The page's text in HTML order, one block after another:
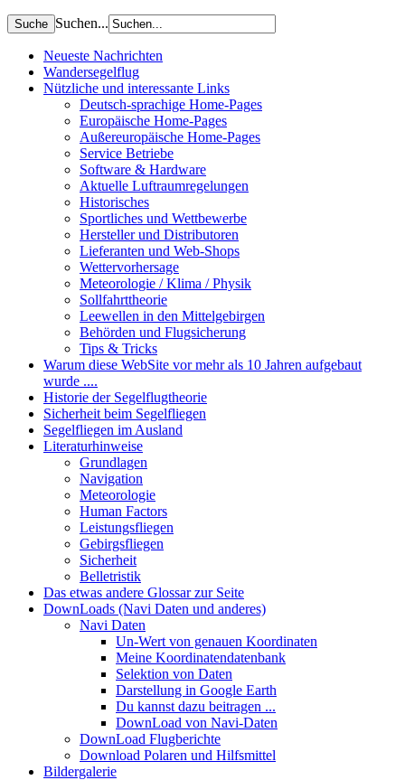
Suchen...
Neueste Nachrichten
Wandersegelflug
Nützliche und interessante Links
Deutsch-sprachige Home-Pages
Europäische Home-Pages
Außereuropäische Home-Pages
Service Betriebe
Software & Hardware
Aktuelle Luftraumregelungen
Historisches
Sportliches und Wettbewerbe
Hersteller und Distributoren
Lieferanten und Web-Shops
Wettervorhersage
Meteorologie / Klima / Physik
Sollfahrttheorie
Leewellen in den Mittelgebirgen
Behörden und Flugsicherung
Tips & Tricks
Warum diese WebSite vor mehr als 10 Jahren aufgebaut
wurde ....
Historie der Segelflugtheorie
Sicherheit beim Segelfliegen
Segelfliegen im Ausland
Literaturhinweise
Grundlagen
Navigation
Meteorologie
Human Factors
Leistungsfliegen
Gebirgsfliegen
Sicherheit
Belletristik
Das etwas andere Glossar zur Seite
DownLoads (Navi Daten und anderes)
Navi Daten
Un-Wert von genauen Koordinaten
Meine Koordinatendatenbank
Selektion von Daten
Darstellung in Google Earth
Du kannst dazu beitragen ...
DownLoad von Navi-Daten
DownLoad Flugberichte
Download Polaren und Hilfsmittel
Bildergalerie